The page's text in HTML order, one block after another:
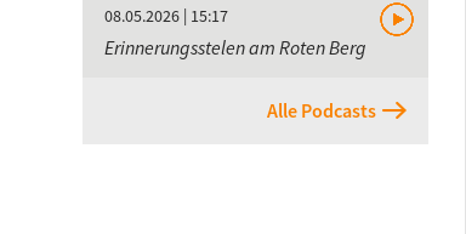
08.05.2026 | 15:17
Erinnerungsstelen am Roten Berg
Alle Podcasts